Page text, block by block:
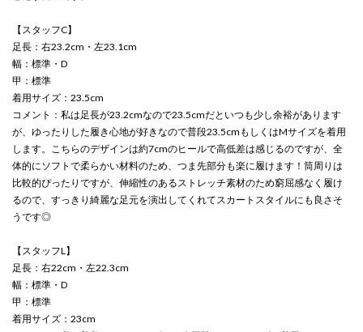
【スタッフC】
足長：右23.2cm・左23.1cm
幅：標準・D
甲：標準
着用サイズ：23.5cm
コメント：私は足長が23.2cmなので23.5cmだといつも少し余裕があります
が、ゆったりした履き心地が好きなので普段23.5cmもしくはMサイズを着用
します。こちらのデザインは約7cmのヒールで高低差は感じるのですが、全
体的にソフトで柔らかい材料のため、つま先部分も楽に履けます！筒周りは
比較的ぴったりですが、伸縮性のあるストレッチ素材のため窮屈感なく履け
るので、すっきり綺麗な足元を演出してくれてスカートスタイルにも良さそ
うです◎
【スタッフL】
足長：右22cm・左22.3cm
幅：標準・D
甲：標準
着用サイズ：23cm